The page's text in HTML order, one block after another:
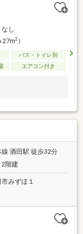
なし
2）
バス・トイレ別
エアコン付き
線 酒田駅 徒歩32分
階建
みずほ１